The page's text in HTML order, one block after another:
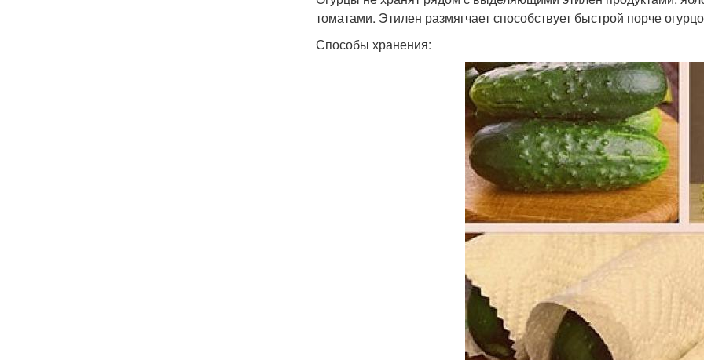
томатами. Этилен размягчает способствует быстрой порче
Способы хранения: